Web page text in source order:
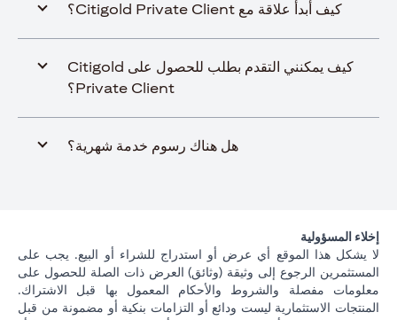
كيف أبدأ علاقة مع Citigold Private Client؟
كيف يمكنني التقدم بطلب للحصول على Citigold
Private Client؟
هل هناك رسوم خدمة شهرية؟
إخلاء المسؤولية
لا يشكل هذا الموقع أي عرض أو استدراج للشراء أو البيع. يجب على
المستثمرين الرجوع إلى وثيقة (وثائق) العرض ذات الصلة للحصول على
معلومات مفصلة والشروط والأحكام المعمول بها قبل الاشتراك.
المنتجات الاستثمارية ليست ودائع أو التزامات بنكية أو مضمونة من قبل